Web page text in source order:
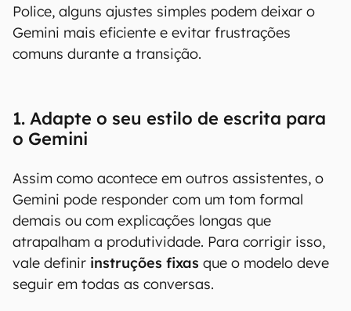
Police, alguns ajustes simples podem deixar o
Gemini mais eficiente e evitar frustrações
comuns durante a transição.
1. Adapte o seu estilo de escrita para
o Gemini
Assim como acontece em outros assistentes, o
Gemini pode responder com um tom formal
demais ou com explicações longas que
atrapalham a produtividade. Para corrigir isso,
vale definir instruções fixas que o modelo deve
seguir em todas as conversas.